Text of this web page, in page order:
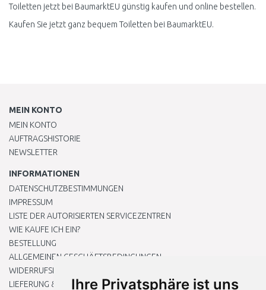
Ihre Privatsphäre ist uns
Toiletten jetzt bei BaumarktEU günstig kaufen und online bestellen.
Kaufen Sie jetzt ganz bequem Toiletten bei BaumarktEU.
MEIN KONTO
MEIN KONTO
AUFTRAGSHISTORIE
NEWSLETTER
INFORMATIONEN
DATENSCHUTZBESTIMMUNGEN
IMPRESSUM
LISTE DER AUTORISIERTEN SERVICEZENTREN
WIE KAUFE ICH EIN?
BESTELLUNG
ALLGEMEINEN GESCHÄFTSBEDINGUNGEN
WIDERRUFSRECHT
LIEFERUNG & ZAHLUNG